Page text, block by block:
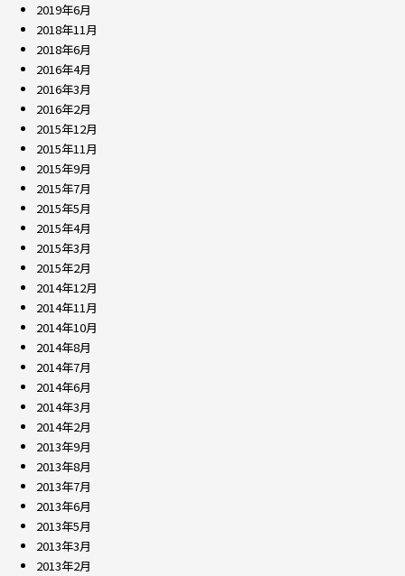
2019年6月
2018年11月
2018年6月
2016年4月
2016年3月
2016年2月
2015年12月
2015年11月
2015年9月
2015年7月
2015年5月
2015年4月
2015年3月
2015年2月
2014年12月
2014年11月
2014年10月
2014年8月
2014年7月
2014年6月
2014年3月
2014年2月
2013年9月
2013年8月
2013年7月
2013年6月
2013年5月
2013年3月
2013年2月